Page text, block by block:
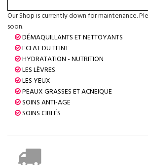
Our Shop is currently down for maintenance.
soon.
DÉMAQUILLANTS ET NETTOYANTS
ECLAT DU TEINT
HYDRATATION - NUTRITION
LES LÈVRES
LES YEUX
PEAUX GRASSES ET ACNEIQUE
SOINS ANTI-AGE
SOINS CIBLÉS